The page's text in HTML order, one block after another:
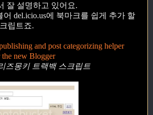
잘 설명하고 있어요.
어 del.icio.us에 북마크를 쉽게 추가 할
립트죠.
and post categorizing helper
new Blogger
즈몽키 트랙백 스크립트